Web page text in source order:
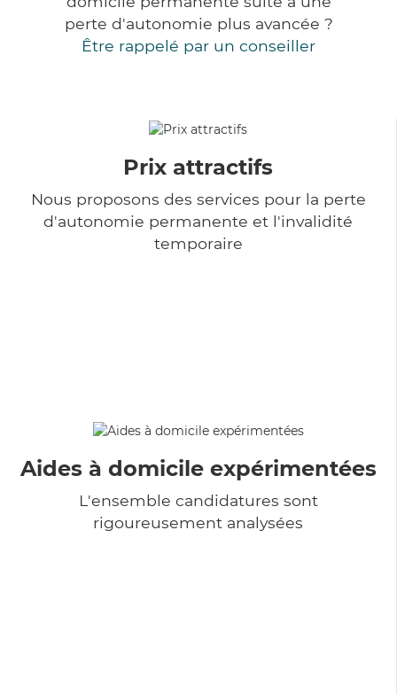
perte d'autonomie plus avancée ?
Être rappelé par un conseiller
Prix attractifs
Nous proposons des services pour la perte
d'autonomie permanente et l'invalidité
temporaire
Aides à domicile expérimentées
L'ensemble candidatures sont
rigoureusement analysées